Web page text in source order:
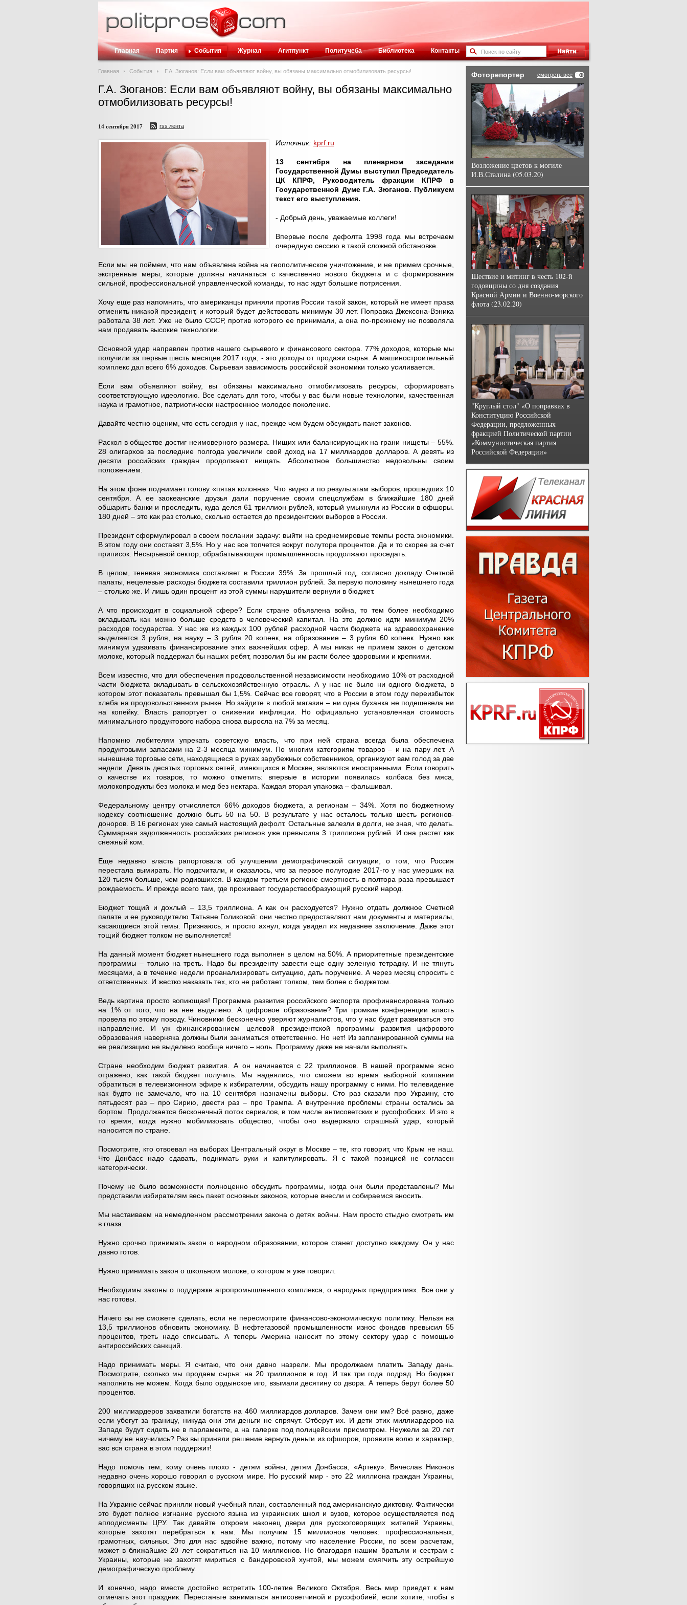
Главная Партия События Журнал Агитпункт Политучеба Библиотека Контакты
Главная События Г.А. Зюганов: Если вам объявляют войну, вы обязаны максимально отмобилизовать ресурсы!
Г.А. Зюганов: Если вам объявляют войну, вы обязаны максимально
отмобилизовать ресурсы!
14 сентября 2017 rss лента
Источник: kprf.ru
13 сентября на пленарном заседании
Государственной Думы выступил Председатель
ЦК КПРФ, Руководитель фракции КПРФ в
Государственной Думе Г.А. Зюганов. Публикуем
текст его выступления.
- Добрый день, уважаемые коллеги!
Впервые после дефолта 1998 года мы встречаем
очередную сессию в такой сложной обстановке.
Если мы не поймем, что нам объявлена война на геополитическое уничтожение, и не примем срочные,
экстренные меры, которые должны начинаться с качественно нового бюджета и с формирования
сильной, профессиональной управленческой команды, то нас ждут большие потрясения.
Хочу еще раз напомнить, что американцы приняли против России такой закон, который не имеет права
отменить никакой президент, и который будет действовать минимум 30 лет. Поправка Джексона-Вэника
работала 38 лет. Уже не было СССР, против которого ее принимали, а она по-прежнему не позволяла
нам продавать высокие технологии.
Основной удар направлен против нашего сырьевого и финансового сектора. 77% доходов, которые мы
получили за первые шесть месяцев 2017 года, - это доходы от продажи сырья. А машиностроительный
комплекс дал всего 6% доходов. Сырьевая зависимость российской экономики только усиливается.
Если вам объявляют войну, вы обязаны максимально отмобилизовать ресурсы, сформировать
соответствующую идеологию. Все сделать для того, чтобы у вас были новые технологии, качественная
наука и грамотное, патриотически настроенное молодое поколение.
Давайте честно оценим, что есть сегодня у нас, прежде чем будем обсуждать пакет законов.
Раскол в обществе достиг неимоверного размера. Нищих или балансирующих на грани нищеты – 55%.
28 олигархов за последние полгода увеличили свой доход на 17 миллиардов долларов. А девять из
десяти российских граждан продолжают нищать. Абсолютное большинство недовольны своим
положением.
На этом фоне поднимает голову «пятая колонна». Что видно и по результатам выборов, прошедших 10
сентября. А ее заокеанские друзья дали поручение своим спецслужбам в ближайшие 180 дней
обшарить банки и проследить, куда делся 61 триллион рублей, который умыкнули из России в офшоры.
180 дней – это как раз столько, сколько остается до президентских выборов в России.
Президент сформулировал в своем послании задачу: выйти на среднемировые темпы роста экономики.
В этом году они составят 3,5%. Но у нас все топчется вокруг полутора процентов. Да и то скорее за счет
приписок. Несырьевой сектор, обрабатывающая промышленность продолжают проседать.
В целом, теневая экономика составляет в России 39%. За прошлый год, согласно докладу Счетной
палаты, нецелевые расходы бюджета составили триллион рублей. За первую половину нынешнего года
– столько же. И лишь один процент из этой суммы нарушители вернули в бюджет.
А что происходит в социальной сфере? Если стране объявлена война, то тем более необходимо
вкладывать как можно больше средств в человеческий капитал. На это должно идти минимум 20%
расходов государства. У нас же из каждых 100 рублей расходной части бюджета на здравоохранение
выделяется 3 рубля, на науку – 3 рубля 20 копеек, на образование – 3 рубля 60 копеек. Нужно как
минимум удваивать финансирование этих важнейших сфер. А мы никак не примем закон о детском
молоке, который поддержал бы наших ребят, позволил бы им расти более здоровыми и крепкими.
Всем известно, что для обеспечения продовольственной независимости необходимо 10% от расходной
части бюджета вкладывать в сельскохозяйственную отрасль. А у нас не было ни одного бюджета, в
котором этот показатель превышал бы 1,5%. Сейчас все говорят, что в России в этом году переизбыток
хлеба на продовольственном рынке. Но зайдите в любой магазин – ни одна буханка не подешевела ни
на копейку. Власть рапортует о снижении инфляции. Но официально установленная стоимость
минимального продуктового набора снова выросла на 7% за месяц.
Напомню любителям упрекать советскую власть, что при ней страна всегда была обеспечена
продуктовыми запасами на 2-3 месяца минимум. По многим категориям товаров – и на пару лет. А
нынешние торговые сети, находящиеся в руках зарубежных собственников, организуют вам голод за две
недели. Девять десятых торговых сетей, имеющихся в Москве, являются иностранными. Если говорить
о качестве их товаров, то можно отметить: впервые в истории появилась колбаса без мяса,
молокопродукты без молока и мед без нектара. Каждая вторая упаковка – фальшивая.
Федеральному центру отчисляется 66% доходов бюджета, а регионам – 34%. Хотя по бюджетному
кодексу соотношение должно быть 50 на 50. В результате у нас осталось только шесть регионов-
доноров. В 16 регионах уже самый настоящий дефолт. Остальные залезли в долги, не зная, что делать.
Суммарная задолженность российских регионов уже превысила 3 триллиона рублей. И она растет как
снежный ком.
Еще недавно власть рапортовала об улучшении демографической ситуации, о том, что Россия
перестала вымирать. Но подсчитали, и оказалось, что за первое полугодие 2017-го у нас умерших на
120 тысяч больше, чем родившихся. В каждом третьем регионе смертность в полтора раза превышает
рождаемость. И прежде всего там, где проживает государствообразующий русский народ.
Бюджет тощий и дохлый – 13,5 триллиона. А как он расходуется? Нужно отдать должное Счетной
палате и ее руководителю Татьяне Голиковой: они честно предоставляют нам документы и материалы,
касающиеся этой темы. Признаюсь, я просто ахнул, когда увидел их недавнее заключение. Даже этот
тощий бюджет толком не выполняется!
На данный момент бюджет нынешнего года выполнен в целом на 50%. А приоритетные президентские
программы – только на треть. Надо бы президенту завести еще одну зеленую тетрадку. И не тянуть
месяцами, а в течение недели проанализировать ситуацию, дать поручение. А через месяц спросить с
ответственных. И жестко наказать тех, кто не работает толком, тем более с бюджетом.
Ведь картина просто вопиющая! Программа развития российского экспорта профинансирована только
на 1% от того, что на нее выделено. А цифровое образование? Три громкие конференции власть
провела по этому поводу. Чиновники бесконечно уверяют журналистов, что у нас будет развиваться это
направление. И уж финансированием целевой президентской программы развития цифрового
образования наверняка должны были заниматься ответственно. Но нет! Из запланированной суммы на
ее реализацию не выделено вообще ничего – ноль. Программу даже не начали выполнять.
Стране необходим бюджет развития. А он начинается с 22 триллионов. В нашей программе ясно
отражено, как такой бюджет получить. Мы надеялись, что сможем во время выборной компании
обратиться в телевизионном эфире к избирателям, обсудить нашу программу с ними. Но телевидение
как будто не замечало, что на 10 сентября назначены выборы. Сто раз сказали про Украину, сто
пятьдесят раз – про Сирию, двести раз – про Трампа. А внутренние проблемы страны остались за
бортом. Продолжается бесконечный поток сериалов, в том числе антисоветских и русофобских. И это в
то время, когда нужно мобилизовать общество, чтобы оно выдержало страшный удар, который
наносится по стране.
Посмотрите, кто отвоевал на выборах Центральный округ в Москве – те, кто говорит, что Крым не наш.
Что Донбасс надо сдавать, поднимать руки и капитулировать. Я с такой позицией не согласен
категорически.
Почему не было возможности полноценно обсудить программы, когда они были представлены? Мы
представили избирателям весь пакет основных законов, которые внесли и собираемся вносить.
Мы настаиваем на немедленном рассмотрении закона о детях войны. Нам просто стыдно смотреть им
в глаза.
Нужно срочно принимать закон о народном образовании, которое станет доступно каждому. Он у нас
давно готов.
Нужно принимать закон о школьном молоке, о котором я уже говорил.
Необходимы законы о поддержке агропромышленного комплекса, о народных предприятиях. Все они у
нас готовы.
Ничего вы не сможете сделать, если не пересмотрите финансово-экономическую политику. Нельзя на
13,5 триллионов обновить экономику. В нефтегазовой промышленности износ фондов превысил 55
процентов, треть надо списывать. А теперь Америка наносит по этому сектору удар с помощью
антироссийских санкций.
Надо принимать меры. Я считаю, что они давно назрели. Мы продолжаем платить Западу дань.
Посмотрите, сколько мы продаем сырья: на 20 триллионов в год. И так три года подряд. Но бюджет
наполнить не можем. Когда было ордынское иго, взымали десятину со двора. А теперь берут более 50
процентов.
200 миллиардеров захватили богатств на 460 миллиардов долларов. Зачем они им? Всё равно, даже
если убегут за границу, никуда они эти деньги не спрячут. Отберут их. И дети этих миллиардеров на
Западе будут сидеть не в парламенте, а на галерке под полицейским присмотром. Неужели за 20 лет
ничему не научились? Раз вы приняли решение вернуть деньги из офшоров, проявите волю и характер,
вас вся страна в этом поддержит!
Надо помочь тем, кому очень плохо - детям войны, детям Донбасса, «Артеку». Вячеслав Никонов
недавно очень хорошо говорил о русском мире. Но русский мир - это 22 миллиона граждан Украины,
говорящих на русском языке.
На Украине сейчас приняли новый учебный план, составленный под американскую диктовку. Фактически
это будет полное изгнание русского языка из украинских школ и вузов, которое осуществляется под
аплодисменты ЦРУ. Так давайте откроем наконец двери для русскоговорящих жителей Украины,
которые захотят перебраться к нам. Мы получим 15 миллионов человек: профессиональных,
грамотных, сильных. Это для нас вдвойне важно, потому что население России, по всем расчетам,
может в ближайшие 20 лет сократиться на 10 миллионов. Но благодаря нашим братьям и сестрам с
Украины, которые не захотят мириться с бандеровской хунтой, мы можем смягчить эту острейшую
демографическую проблему.
И конечно, надо вместе достойно встретить 100-летие Великого Октября. Весь мир приедет к нам
отмечать этот праздник. Перестаньте заниматься антисоветчиной и русофобией, если хотите, чтобы в
смотреть все
Фоторепортер
Возложение цветов к могиле
И.В.Сталина (05.03.20)
Шествие и митинг в честь 102-й
годовщины со дня создания
Красной Армии и Военно-морского
флота (23.02.20)
"Круглый стол" «О поправках в
Конституцию Российской
Федерации, предложенных
фракцией Политической партии
«Коммунистическая партия
Российской Федерации»